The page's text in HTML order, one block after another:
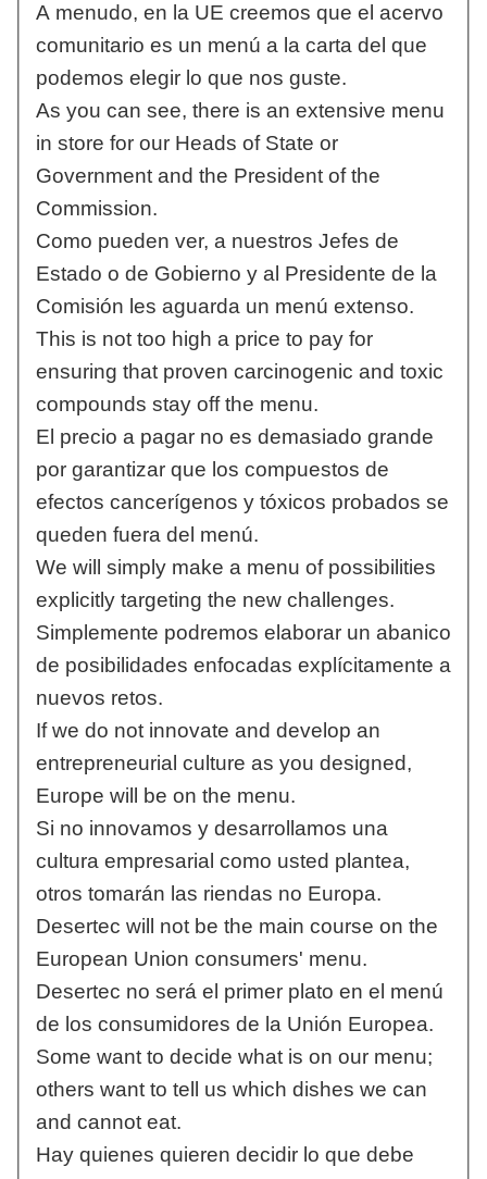
A menudo, en la UE creemos que el acervo
comunitario es un menú a la carta del que
podemos elegir lo que nos guste.
As you can see, there is an extensive menu
in store for our Heads of State or
Government and the President of the
Commission.
Como pueden ver, a nuestros Jefes de
Estado o de Gobierno y al Presidente de la
Comisión les aguarda un menú extenso.
This is not too high a price to pay for
ensuring that proven carcinogenic and toxic
compounds stay off the menu.
El precio a pagar no es demasiado grande
por garantizar que los compuestos de
efectos cancerígenos y tóxicos probados se
queden fuera del menú.
We will simply make a menu of possibilities
explicitly targeting the new challenges.
Simplemente podremos elaborar un abanico
de posibilidades enfocadas explícitamente a
nuevos retos.
If we do not innovate and develop an
entrepreneurial culture as you designed,
Europe will be on the menu.
Si no innovamos y desarrollamos una
cultura empresarial como usted plantea,
otros tomarán las riendas no Europa.
Desertec will not be the main course on the
European Union consumers' menu.
Desertec no será el primer plato en el menú
de los consumidores de la Unión Europea.
Some want to decide what is on our menu;
others want to tell us which dishes we can
and cannot eat.
Hay quienes quieren decidir lo que debe